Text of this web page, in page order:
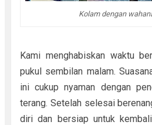
Kolam dengan
Kami menghabiskan waktu
pukul sembilan malam.
ini cukup nyaman dengan
terang. Setelah selesai
diri dan bersiap untuk